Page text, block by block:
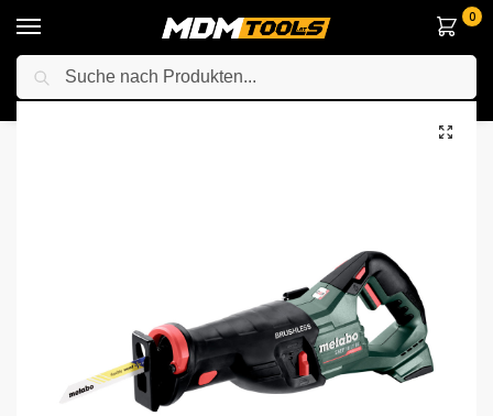
0
Startseite / Elektrowerkzeuge / Sägen